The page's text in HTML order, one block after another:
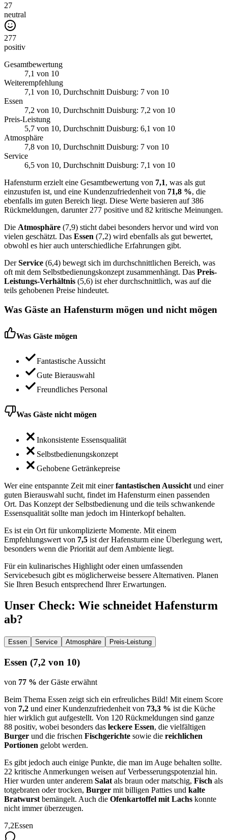
27
neutral
277
positiv
Gesamtbewertung
7,1 von 10
Weiterempfehlung
7,1 von 10, Durchschnitt Duisburg: 7 von 10
Essen
7,2 von 10, Durchschnitt Duisburg: 7,2 von 10
Preis-Leistung
5,7 von 10, Durchschnitt Duisburg: 6,1 von 10
Atmosphäre
7,8 von 10, Durchschnitt Duisburg: 7 von 10
Service
6,5 von 10, Durchschnitt Duisburg: 7,1 von 10
Hafensturm erzielt eine Gesamtbewertung von 7,1, was als gut
einzustufen ist, und eine Kundenzufriedenheit von 71,8 %, die
ebenfalls im guten Bereich liegt. Diese Werte basieren auf 386
Rückmeldungen, darunter 277 positive und 82 kritische Meinungen.
Die Atmosphäre (7,9) sticht dabei besonders hervor und wird von
vielen geschätzt. Das Essen (7,2) wird ebenfalls als gut bewertet,
obwohl es hier auch unterschiedliche Erfahrungen gibt.
DerService (6,4) bewegt sich im durchschnittlichen Bereich, was
oft mit dem Selbstbedienungskonzept zusammenhängt. Das Preis-
Leistungs-Verhältnis (5,6) ist eher durchschnittlich, was auf die
teils gehobenen Preise hindeutet.
Was Gäste an Hafensturm mögen und nicht mögen
Was Gäste mögen
Fantastische Aussicht
Gute Bierauswahl
Freundliches Personal
Was Gäste nicht mögen
Inkonsistente Essensqualität
Selbstbedienungskonzept
Gehobene Getränkepreise
Wer eine entspannte Zeit mit einerfantastischen Aussicht und einer
guten Bierauswahl sucht, findet im Hafensturm einen passenden
Ort. Das Konzept der Selbstbedienung und die teils schwankende
Essensqualität sollte man jedoch im Hinterkopf behalten.
Es ist ein Ort für unkomplizierte Momente. Mit einem
Empfehlungswert von 7,5 ist der Hafensturm eine Überlegung wert,
besonders wenn die Priorität auf dem Ambiente liegt.
Für ein kulinarisches Highlight oder einen umfassenden
Servicebesuch gibt es möglicherweise bessere Alternativen. Planen
Sie Ihren Besuch entsprechend Ihrer Erwartungen.
Unser Check: Wie schneidet Hafensturm
ab?
Essen Service Atmosphäre Preis-Leistung
Essen (7,2 von 10)
von 77 % der Gäste erwähnt
Beim Thema Essen zeigt sich ein erfreuliches Bild! Mit einem Score
von 7,2 und einer Kundenzufriedenheit von 73,3 % ist die Küche
hier wirklich gut aufgestellt. Von 120 Rückmeldungen sind ganze
88 positiv, wobei besonders das leckere Essen, die vielfältigen
Burger und die frischen Fischgerichte sowie die reichlichen
Portionen gelobt werden.
Es gibt jedoch auch einige Punkte, die man im Auge behalten sollte.
22 kritische Anmerkungen weisen auf Verbesserungspotenzial hin.
Hier wurden unter anderem Salat als braun oder matschig, Fisch als
totgebraten oder trocken, Burger mit billigen Patties und kalte
Bratwurst bemängelt. Auch die Ofenkartoffel mit Lachs konnte
nicht immer überzeugen.
7,2Essen